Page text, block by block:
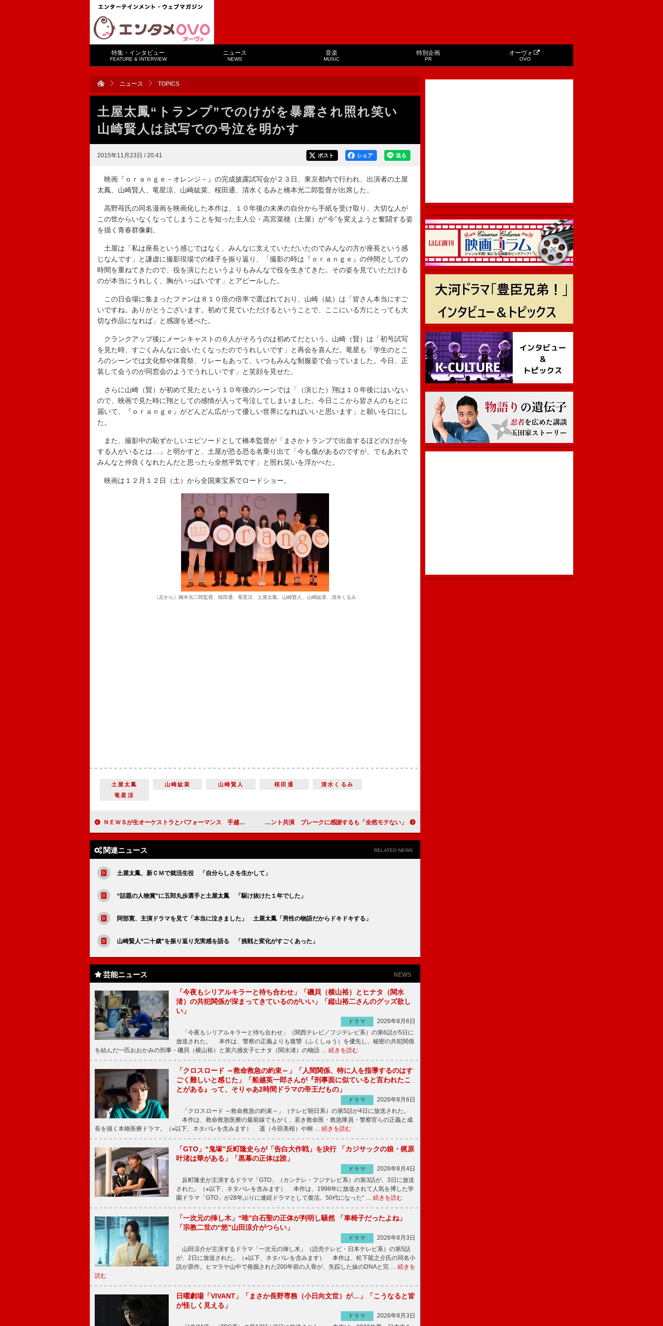
特集・インタビュー
FEATURE & INTERVIEW
ニュース
NEWS
音楽
MUSIC
特別企画
PR
オーヴォ
OVO
ニュース TOPICS
土屋太鳳“トランプ”でのけがを暴露され照れ笑い
山崎賢人は試写での号泣を明かす
2015年11月23日 / 20:41 送る
シェア
ポスト
映画『ｏｒａｎｇｅ－オレンジ－』の完成披露試写会が２３日、東京都内で行われ、出演者の土屋
太鳳、山崎賢人、竜星涼、山崎紘菜、桜田通、清水くるみと橋本光二郎監督が出席した。
高野苺氏の同名漫画を映画化した本作は、１０年後の未来の自分から手紙を受け取り、大切な人が
この世からいなくなってしまうことを知った主人公・高宮菜穂（土屋）が“今”を変えようと奮闘する姿
を描く青春群像劇。
土屋は「私は座長という感じではなく、みんなに支えていただいたのでみんなの方が座長という感
じなんです」と謙虚に撮影現場での様子を振り返り、「撮影の時は『ｏｒａｎｇｅ』の仲間としての
時間を重ねてきたので、役を演じたというよりもみんなで役を生きてきた。その姿を見ていただける
のが本当にうれしく、胸がいっぱいです」とアピールした。
この日会場に集まったファンは８１０倍の倍率で選ばれており、山崎（紘）は「皆さん本当にすご
いですね。ありがとうございます。初めて見ていただけるということで、ここにいる方にとっても大
切な作品になれば」と感謝を述べた。
クランクアップ後にメーンキャストの６人がそろうのは初めてだという。山崎（賢）は「初号試写
を見た時、すごくみんなに会いたくなったのでうれしいです」と再会を喜んだ。竜星も「学生のとこ
ろのシーンでは文化祭や体育祭、リレーもあって、いつもみんな制服姿で会っていました。今日、正
装して会うのが同窓会のようでうれしいです」と笑顔を見せた。
さらに山崎（賢）が初めて見たという１０年後のシーンでは「（演じた）翔は１０年後にはいない
ので、映画で見た時に翔としての感情が入って号泣してしまいました。今日ここから皆さんのもとに
届いて、『ｏｒａｎｇｅ』がどんどん広がって優しい世界になればいいと思います」と願いを口にし
た。
また、撮影中の恥ずかしいエピソードとして橋本監督が「まさかトランプで出血するほどのけがを
する人がいるとは…」と明かすと、土屋が恐る恐る名乗り出て「今も傷があるのですが、でもあれで
みんなと仲良くなれたんだと思ったら全然平気です」と照れ笑いを浮かべた。
映画は１２月１２日（土）から全国東宝系でロードショー。
（左から）橋本光二郎監督、桜田通、竜星涼、土屋太鳳、山崎賢人、山崎紘菜、清水くるみ
土屋太鳳 山崎紘菜 山崎賢人 桜田通
清水くるみ
竜星涼
ＮＥＷＳが生オーケストラとパフォーマンス 手越裕也はウインク連発で新曲をアピール 篠原信一“ビッグダディ”とイベント共演 ブレークに感謝するも「全然モテない」
関連ニュース RELATED NEWS
土屋太鳳、新ＣＭで就活生役 「自分らしさを生かして」
“話題の人物賞”に五郎丸歩選手と土屋太鳳 「駆け抜けた１年でした」
阿部寛、主演ドラマを見て「本当に泣きました」 土屋太鳳「男性の物語だからドキドキする」
山崎賢人“二十歳”を振り返り充実感を語る 「挑戦と変化がすごくあった」
芸能ニュース NEWS
「今夜もシリアルキラーと待ち合わせ」「磯貝（横山裕）とヒナタ（関水
渚）の共犯関係が深まってきているのがいい」「縦山裕二さんのグッズ欲し
い」
ドラマ
2026年8月6日
「今夜もシリアルキラーと待ち合わせ」（関西テレビ／フジテレビ系）の第6話が5日に
放送された。 本作は、警察の正義よりも復讐（ふくしゅう）を優先し、秘密の共犯関係
を結んだ一匹おおかみの刑事・磯貝（横山裕）と第六感女子ヒナタ（関水渚）の物語 … 続きを読む
「クロスロード ～救命救急の約束～」「人間関係、特に人を指導するのはす
ごく難しいと感じた」「船越英一郎さんが『刑事面に似ていると言われたこ
とがある』って、そりゃあ2時間ドラマの帝王だもの」
ドラマ
2026年8月6日
「クロスロード ～救命救急の約束～」（テレビ朝日系）の第5話が4日に放送された。
本作は、救命救急医療の最前線でもがく、若き救命医・救急隊員・警察官らの正義と成
長を描く本格医療ドラマ。（※以下、ネタバレを含みます） 遥（今田美桜）や桐 … 続きを読む
「GTO」“鬼塚”反町隆史らが「告白大作戦」を決行 「カジサックの娘・梶原
叶渚は華がある」「黒幕の正体は誰」
ドラマ
2026年8月4日
反町隆史が主演するドラマ「GTO」（カンテレ・フジテレビ系）の第3話が、3日に放送
された。（※以下、ネタバレを含みます） 本作は、1998年に放送されて人気を博した学
園ドラマ「GTO」が28年ぶりに連続ドラマとして復活。50代になった“ … 続きを読む
「一次元の挿し木」“唯”白石聖の正体が判明し騒然 「車椅子だったよね」
「宗教二世の“悠”山田涼介がつらい」
ドラマ
2026年8月3日
山田涼介が主演するドラマ「一次元の挿し木」（読売テレビ・日本テレビ系）の第5話
が、2日に放送された。（※以下、ネタバレを含みます） 本作は、松下龍之介氏の同名小
説が原作。ヒマラヤ山中で発掘された200年前の人骨が、失踪した妹のDNAと完 … 続きを
読む
日曜劇場「VIVANT」「まさか長野専務（小日向文世）が…」「こうなると皆
が怪しく見える」
ドラマ
2026年8月3日